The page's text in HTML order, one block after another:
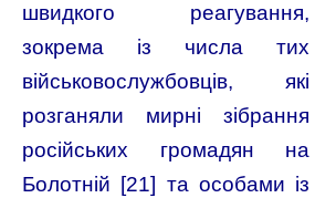
швидкого реагування,
зокрема із числа тих
військовослужбовців, які
розганяли мирні зібрання
російських громадян на
Болотній [21] та особами із